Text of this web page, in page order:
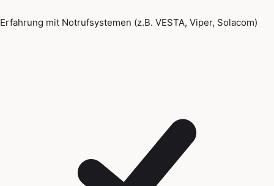
Erfahrung mit Notrufsystemen (z.B. VESTA, Viper, Solacom)